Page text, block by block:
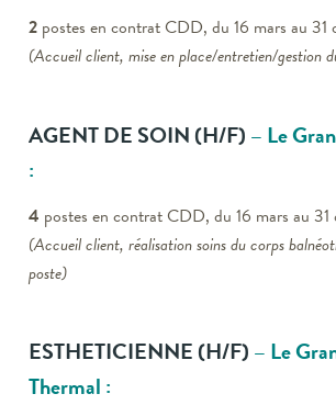
2 postes en contrat CDD, du 16 mars au
(Accueil client, mise en place/entretien/gestion
AGENT DE SOIN(H/F) – Le
:
4 postes en contrat CDD, du 16 mars au
(Accueil client, réalisation soins du corps
poste)
ESTHETICIENNE(H/F) – Le
Thermal :